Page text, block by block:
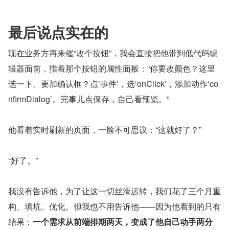
最后说点实在的
现在业务方再来催“改个按钮”，我会直接把他带到低代码编
辑器面前，指着那个按钮的属性面板：“你要改颜色？这里
选一下。要加确认框？点‘事件’，选‘onClick’，添加动作‘co
nfirmDialog’。完事儿点保存，自己看预览。”
他看着实时刷新的页面，一脸不可思议：“这就好了？”
“好了。”
我没有告诉他，为了让这一切丝滑运转，我们花了三个月重
构、填坑、优化。但我也不用告诉他——因为他看到的只有
结果： 一个需求从前端排期两天，变成了他自己动手两分